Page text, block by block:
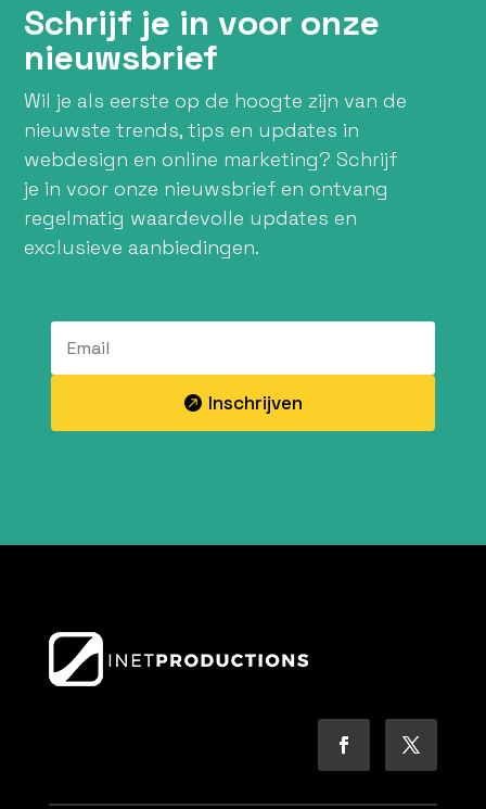
Schrijf je in voor onze
nieuwsbrief
Wil je als eerste op de hoogte zijn van de
nieuwste trends, tips en updates in
webdesign en online marketing? Schrijf
je in voor onze nieuwsbrief en ontvang
regelmatig waardevolle updates en
exclusieve aanbiedingen.
Inschrijven